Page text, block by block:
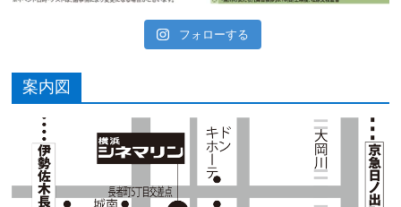
フォローする
案内図